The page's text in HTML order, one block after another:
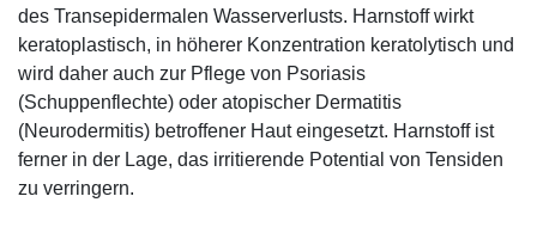
des Transepidermalen Wasserverlusts. Harnstoff wirkt
keratoplastisch, in höherer Konzentration keratolytisch und
wird daher auch zur Pflege von Psoriasis
(Schuppenflechte) oder atopischer Dermatitis
(Neurodermitis) betroffener Haut eingesetzt. Harnstoff ist
ferner in der Lage, das irritierende Potential von Tensiden
zu verringern.